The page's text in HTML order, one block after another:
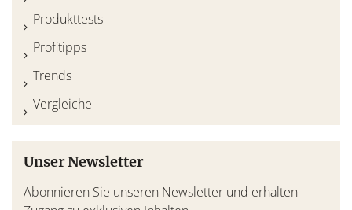
Produkttests
Profitipps
Trends
Vergleiche
Unser Newsletter
Abonnieren Sie unseren Newsletter und erhalten